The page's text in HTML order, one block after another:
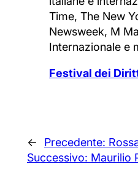
Time, The New
Newsweek, M
Internazionale e
Festival dei
← Precedente:
Successivo: Maurilio